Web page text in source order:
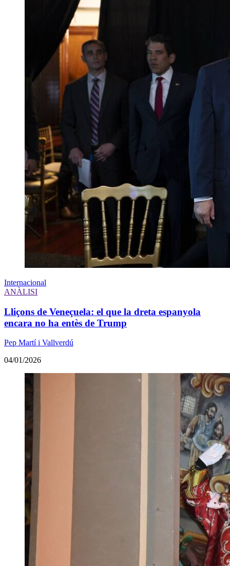
Internacional
ANÀLISI
Lliçons de Veneçuela: el que la dreta espanyola
encara no ha entès de Trump
Pep Martí i Vallverdú
04/01/2026